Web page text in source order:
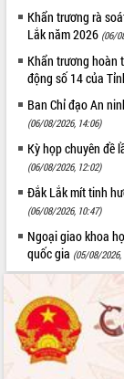
Khẩn trương rà
Lắk năm 2026 (06/
Khẩn trương hoàn
động số 14 của
Ban Chỉ đạo An
(06/08/2026, 14:06)
Kỳ họp chuyên đề
(06/08/2026, 12:02)
Đắk Lắk mít tinh
(06/08/2026, 10:47)
Ngoại giao khoa
quốc gia (05/08/2026,